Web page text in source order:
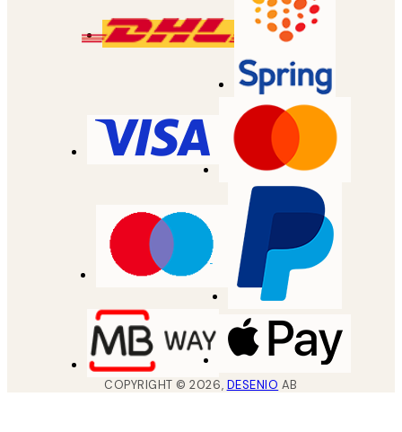
COPYRIGHT ©2026, DESENIO AB